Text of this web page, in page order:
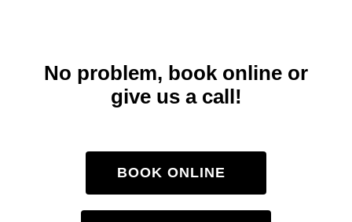
No problem, book online or
give us a call!
BOOK ONLINE